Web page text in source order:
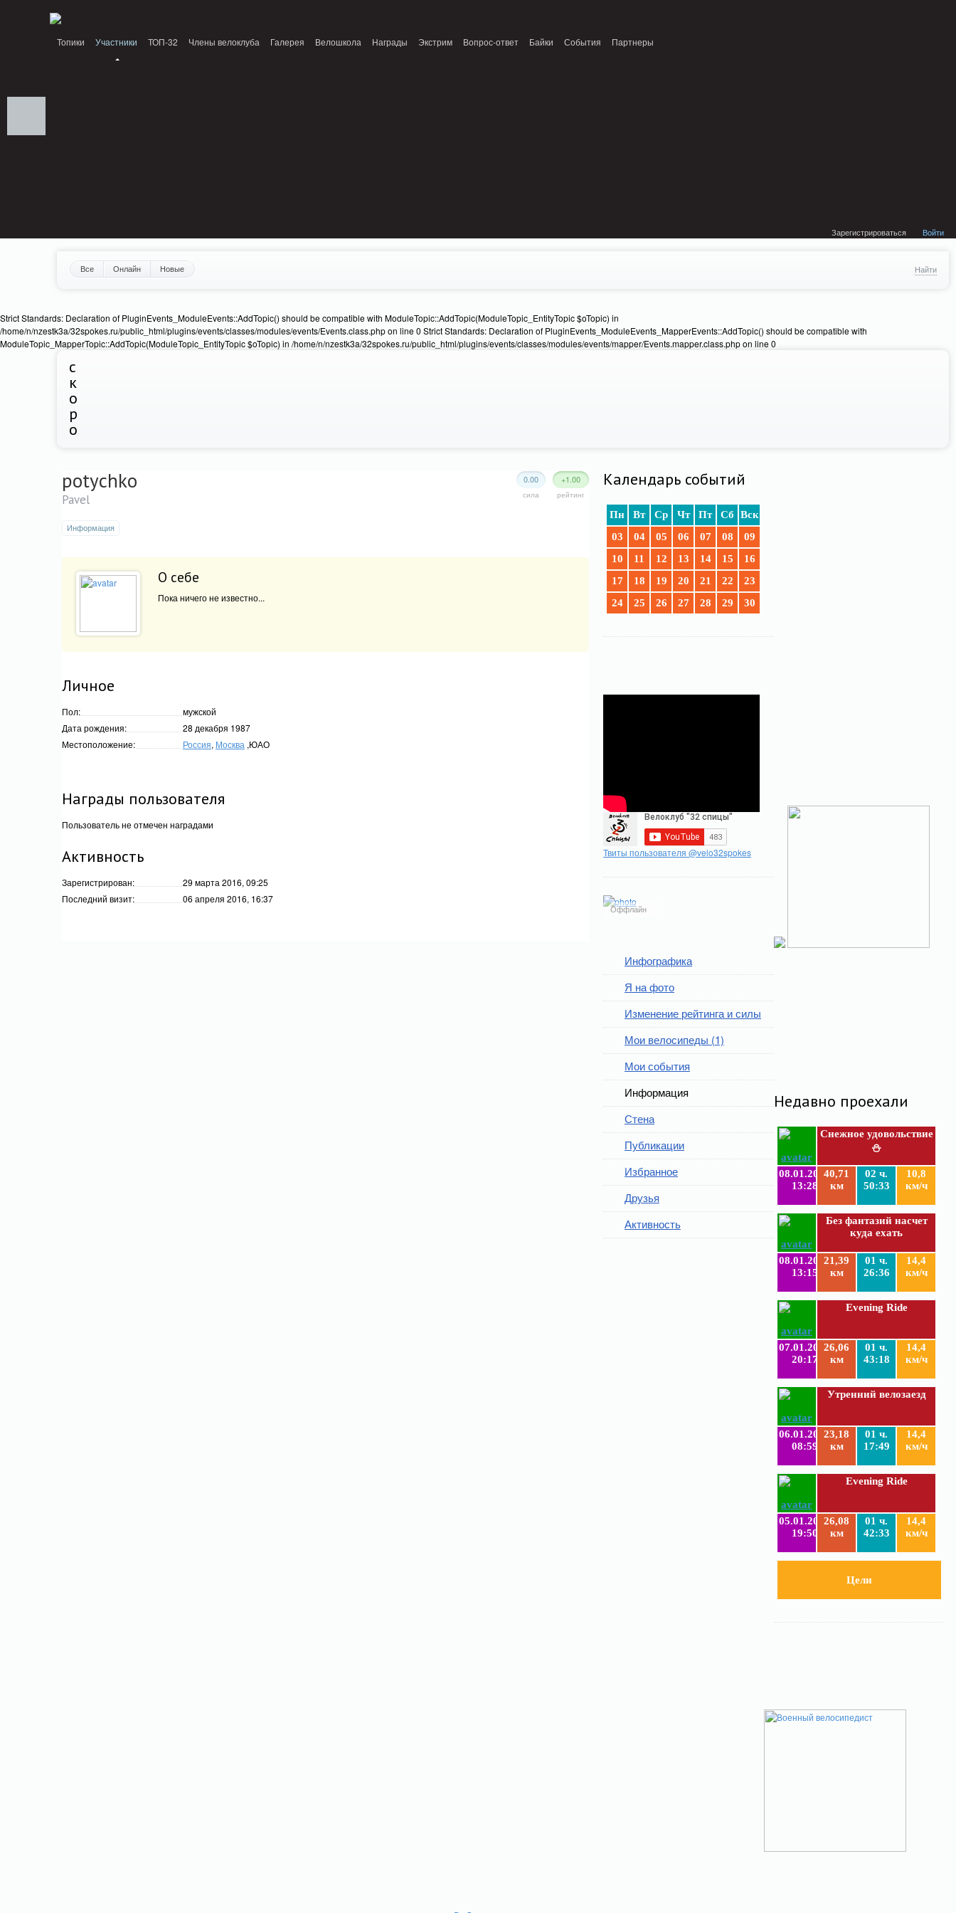
Топики Участники ТОП-32 Члены велоклуба Галерея Велошкола Награды Экстрим Вопрос-ответ Байки События Партнеры
Зарегистрироваться Войти
Все Онлайн Новые Найти
Strict Standards: Declaration of PluginEvents_ModuleEvents::AddTopic() should be compatible with ModuleTopic::AddTopic(ModuleTopic_EntityTopic $oTopic) in
/home/n/nzestk3a/32spokes.ru/public_html/plugins/events/classes/modules/events/Events.class.php on line 0 Strict Standards: Declaration of PluginEvents_ModuleEvents_MapperEvents::AddTopic() should be compatible with
ModuleTopic_MapperTopic::AddTopic(ModuleTopic_EntityTopic $oTopic) in /home/n/nzestk3a/32spokes.ru/public_html/plugins/events/classes/modules/events/mapper/Events.mapper.class.php on line 0
с
к
о
р
о
Недавно проехали
Снежное удовольствие
⛄
08.01.2019
13:28
40,71
км
02 ч.
50:33
10,8
км/ч
Без фантазий насчет
куда ехать
08.01.2019
13:15
21,39
км
01 ч.
26:36
14,4
км/ч
Evening Ride
07.01.2019
20:17
26,06
км
01 ч.
43:18
14,4
км/ч
Утренний велозаезд
06.01.2019
08:59
23,18
км
01 ч.
17:49
14,4
км/ч
Evening Ride
05.01.2019
19:50
26,08
км
01 ч.
42:33
14,4
км/ч
Цели
Календарь событий
Пн Вт Ср Чт Пт Сб
Вск
03
04 05 06 07 08
09
10
11 12 13 14 15
16
17
18 19 20 21 22
23
24
25 26 27 28 29 30
Твиты пользователя @velo32spokes
Оффлайн
Инфографика
Я на фото
Изменение рейтинга и силы
Мои велосипеды (1)
Мои события
Информация
Стена
Публикации
Избранное
Друзья
Активность
+1.00
рейтинг
0.00
сила
potychko
Pavel
Информация
О себе
Пока ничего не известно...
Личное
Пол:
мужской
Дата рождения:
28 декабря 1987
Местоположение:
Россия, Москва ,ЮАО
Награды пользователя
Пользователь не отмечен наградами
Активность
Зарегистрирован:
29 марта 2016, 09:25
Последний визит:
06 апреля 2016, 16:37